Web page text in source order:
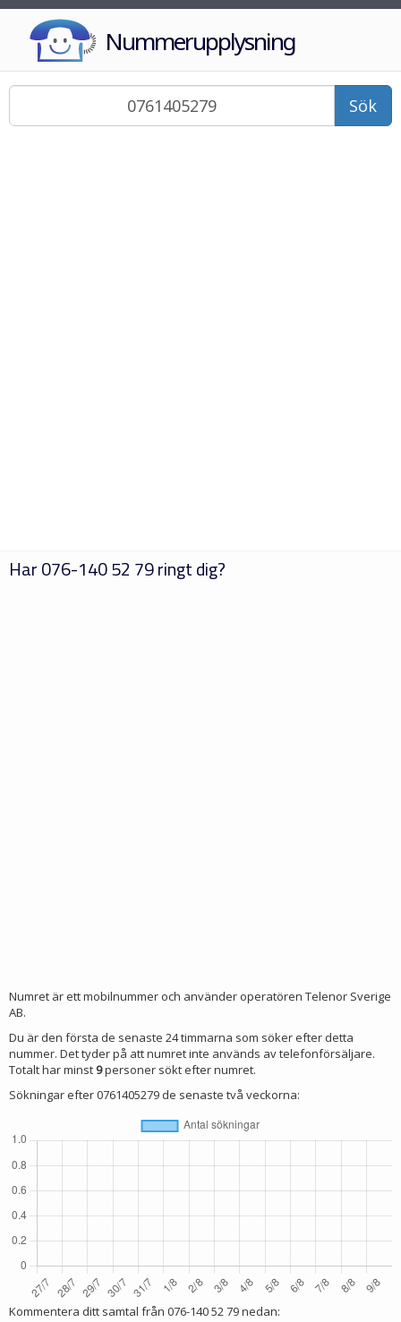
Nummerupplysning
Sök
Har076-140 52 79ringt dig?
Numret är ett mobilnummer och använder operatören Telenor Sverige
AB.
Du är den första de senaste 24 timmarna som söker efter detta
nummer. Det tyder på att numret inte används av telefonförsäljare.
Totalt har minst 9personer sökt efter numret.
Sökningar efter 0761405279 de senaste två veckorna:
Kommentera ditt samtal från 076-140 52 79nedan: